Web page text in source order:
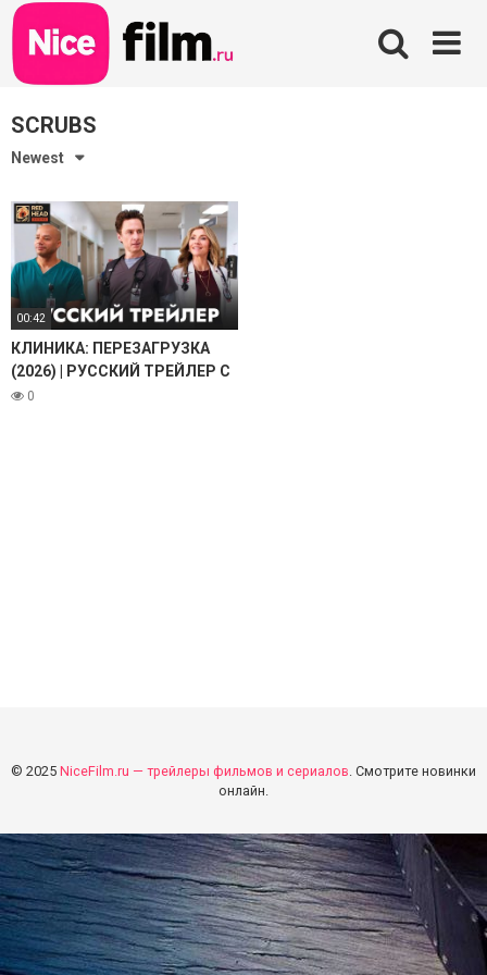
Skip
to
content
SCRUBS
Newest
00:42
КЛИНИКА: ПЕРЕЗАГРУЗКА
(2026) | РУССКИЙ ТРЕЙЛЕР С
ТЕМИ САМЫМИ ГОЛОСАМИ
0
© 2025 NiceFilm.ru — трейлеры фильмов и сериалов. Смотрите новинки
онлайн.